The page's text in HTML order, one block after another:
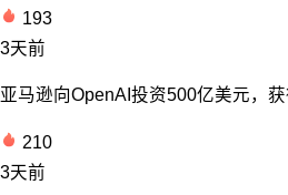
193
3天前
亚马逊向OpenAI投资500亿美元，
210
3天前